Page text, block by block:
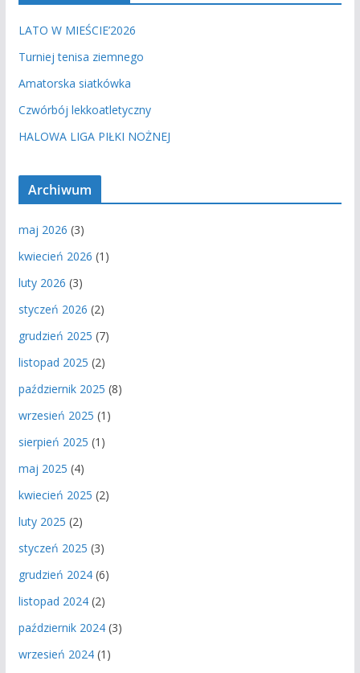
LATO W MIEŚCIE’2026
Turniej tenisa ziemnego
Amatorska siatkówka
Czwórbój lekkoatletyczny
HALOWA LIGA PIŁKI NOŻNEJ
Archiwum
maj 2026 (3)
kwiecień 2026 (1)
luty 2026 (3)
styczeń 2026 (2)
grudzień 2025 (7)
listopad 2025 (2)
październik 2025 (8)
wrzesień 2025 (1)
sierpień 2025 (1)
maj 2025 (4)
kwiecień 2025 (2)
luty 2025 (2)
styczeń 2025 (3)
grudzień 2024(6)
listopad 2024(2)
październik 2024(3)
wrzesień 2024(1)